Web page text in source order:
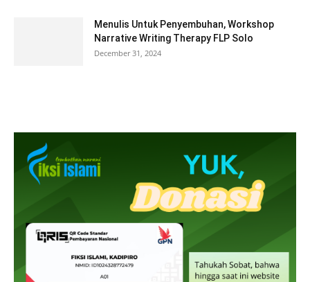
Menulis Untuk Penyembuhan, Workshop
Narrative Writing Therapy FLP Solo
December 31, 2024